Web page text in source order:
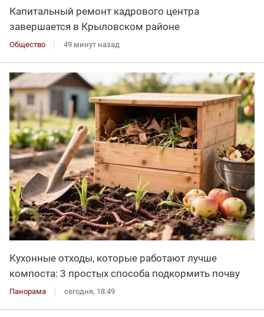
Капитальный ремонт кадрового центра
завершается в Крыловском районе
Общество 49 минут назад
Кухонные отходы, которые работают лучше
компоста: 3 простых способа подкормить почву
Панорама сегодня, 18:49